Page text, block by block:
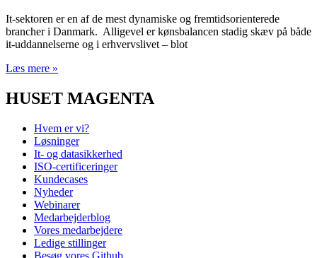
It-sektoren er en af de mest dynamiske og fremtidsorienterede
brancher i Danmark. Alligevel er kønsbalancen stadig skæv på både
it-uddannelserne og i erhvervslivet – blot
Læs mere »
HUSET MAGENTA
Hvem er vi?
Løsninger
It- og datasikkerhed
ISO-certificeringer
Kundecases
Nyheder
Webinarer
Medarbejderblog
Vores medarbejdere
Ledige stillinger